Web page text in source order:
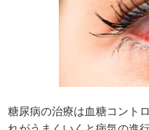
糖尿病の治療は血糖コント